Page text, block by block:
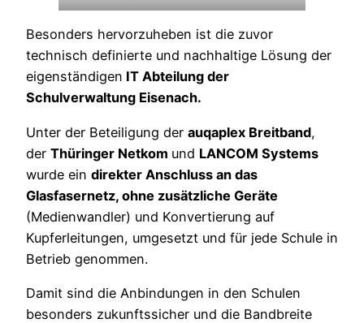
Besonders hervorzuheben ist die zuvor
technisch definierte und nachhaltige Lösung der
eigenständigen IT Abteilung der
Schulverwaltung Eisenach.
Unter der Beteiligung der auqaplex Breitband,
der Thüringer Netkom und LANCOM Systems
wurde ein direkter Anschluss an das
Glasfasernetz, ohne zusätzliche Geräte
(Medienwandler) und Konvertierung auf
Kupferleitungen, umgesetzt und für jede Schule in
Betrieb genommen.
Damit sind die Anbindungen in den Schulen
besonders zukunftssicher und die Bandbreite